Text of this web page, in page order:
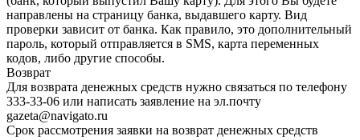
направлены на страницу банка, выдавшего карту. Вид
проверки зависит от банка. Как правило, это дополнительный
пароль, который отправляется в SMS, карта переменных
кодов, либо другие способы.
Возврат
Для возврата денежных средств нужно связаться по телефону
333-33-06 или написать заявление на эл.почту
gazeta@navigato.ru
Срок рассмотрения заявки на возврат денежных средств